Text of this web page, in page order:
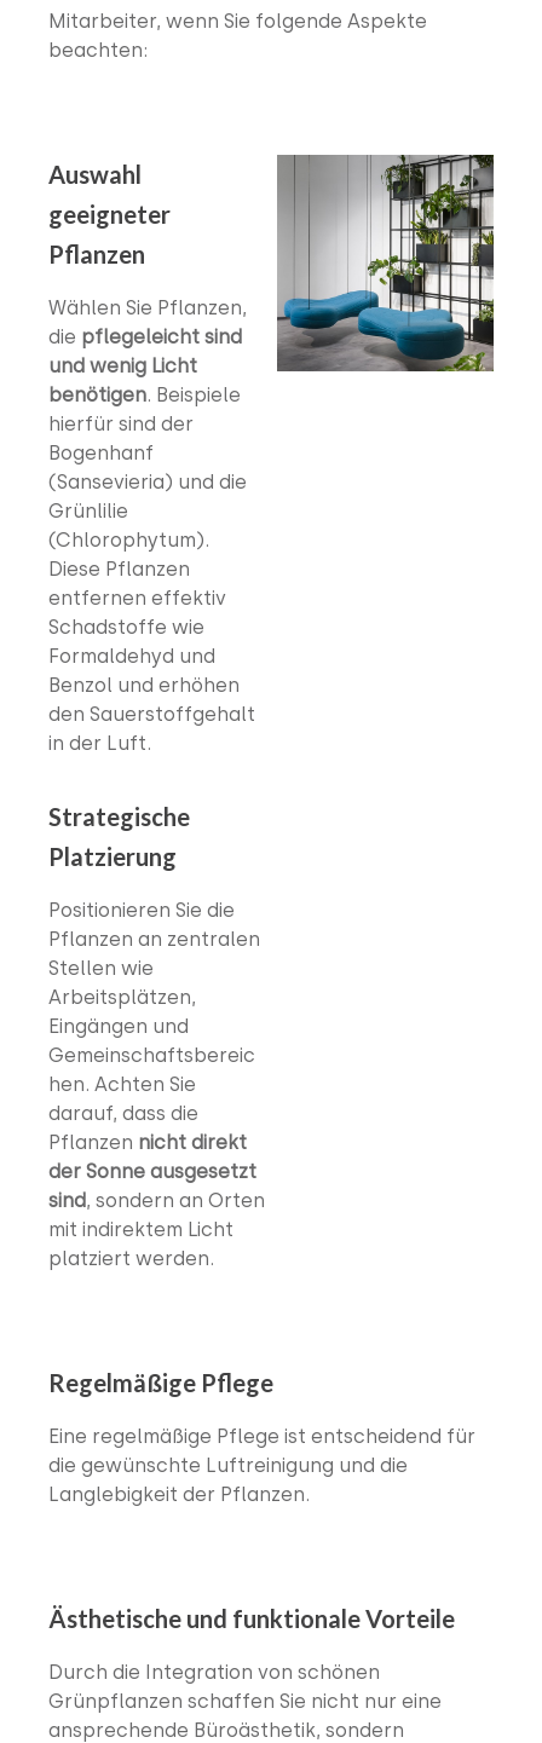
Mitarbeiter, wenn Sie folgende Aspekte
beachten:
Auswahl
geeigneter
Pflanzen
Wählen Sie Pflanzen,
die pflegeleicht sind
und wenig Licht
benötigen. Beispiele
hierfür sind der
Bogenhanf
(Sansevieria) und die
Grünlilie
(Chlorophytum).
Diese Pflanzen
entfernen effektiv
Schadstoffe wie
Formaldehyd und
Benzol und erhöhen
den Sauerstoffgehalt
in der Luft.
Strategische
Platzierung
Positionieren Sie die
Pflanzen an zentralen
Stellen wie
Arbeitsplätzen,
Eingängen und
Gemeinschaftsbereic
hen. Achten Sie
darauf, dass die
Pflanzen nicht direkt
der Sonne ausgesetzt
sind, sondern an Orten
mit indirektem Licht
platziert werden.
Regelmäßige Pflege
Eine regelmäßige Pflege ist entscheidend für
die gewünschte Luftreinigung und die
Langlebigkeit der Pflanzen.
Ästhetische und funktionale Vorteile
Durch die Integration von schönen
Grünpflanzen schaffen Sie nicht nur eine
ansprechende Büroästhetik, sondern